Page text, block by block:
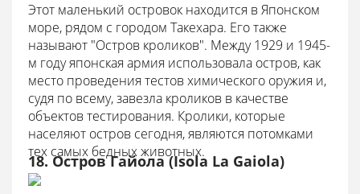
Этот маленький островок находится в Японском
море, рядом с городом Такехара. Его также
называют "Остров кроликов". Между 1929 и 1945-
м году японская армия использовала остров, как
место проведения тестов химического оружия и,
судя по всему, завезла кроликов в качестве
объектов тестирования. Кролики, которые
населяют остров сегодня, являются потомками
тех самых бедных животных.
18. Остров Гайола (Isola La Gaiola)